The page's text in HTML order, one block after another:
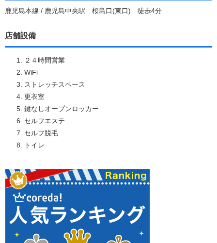
鹿児島本線 / 鹿児島中央駅 桜島口(東口) 徒歩4分
店舗設備
２４時間営業
WiFi
ストレッチスペース
更衣室
鍵なしオープンロッカー
セルフエステ
セルフ脱毛
トイレ